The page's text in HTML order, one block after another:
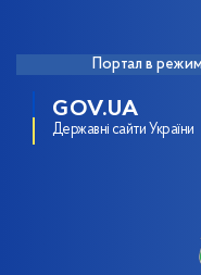
Портал в
GOV.UA
Державні сайти України